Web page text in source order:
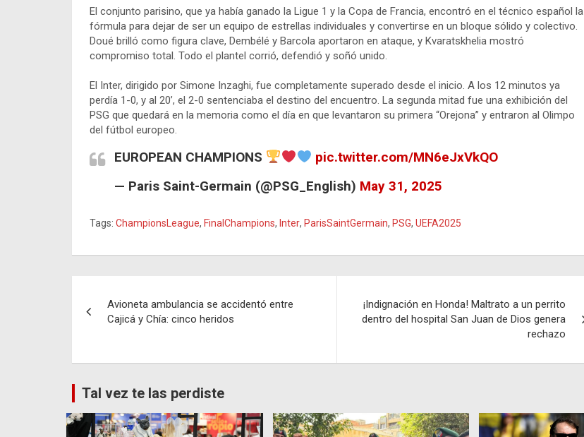
El conjunto parisino, que ya había ganado la Ligue 1 y la Copa de Francia, encontró en el técnico español la
fórmula para dejar de ser un equipo de estrellas individuales y convertirse en un bloque sólido y colectivo.
Doué brilló como figura clave, Dembélé y Barcola aportaron en ataque, y Kvaratskhelia mostró
compromiso total. Todo el plantel corrió, defendió y soñó unido.
El Inter, dirigido por Simone Inzaghi, fue completamente superado desde el inicio. A los 12 minutos ya
perdía 1-0, y al 20’, el 2-0 sentenciaba el destino del encuentro. La segunda mitad fue una exhibición del
PSG que quedará en la memoria como el día en que levantaron su primera “Orejona” y entraron al Olimpo
del fútbol europeo.
EUROPEAN CHAMPIONS
pic.twitter.com/MN6eJxVkQO
— Paris Saint-Germain (@PSG_English) May 31, 2025
Tags: ChampionsLeague, FinalChampions, Inter, ParisSaintGermain, PSG, UEFA2025
de
Avioneta ambulancia se accidentó entre
Cajicá y Chía: cinco heridos
¡Indignación en Honda! Maltrato a un perrito
dentro del hospital San Juan de Dios genera
rechazo
Tal vez te las perdiste